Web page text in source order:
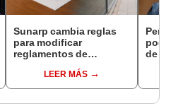
Sunarp cambia reglas
para modificar
reglamentos de
podrán ahorrar en
trámites notariales
LEER MÁS
de